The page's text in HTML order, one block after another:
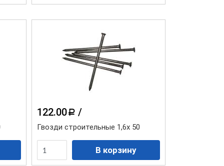
122.00a /
Гвозди строительные 1,6х 50
Коллекция "Туф Эко"